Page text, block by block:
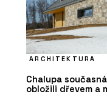
ARCHITEKTURA
Chalupa
obložili dřevem a